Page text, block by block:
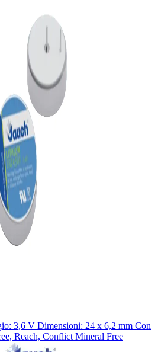
3,6 V Dimensioni: 24 x 6,2 mm Con
Reach, Conflict Mineral Free